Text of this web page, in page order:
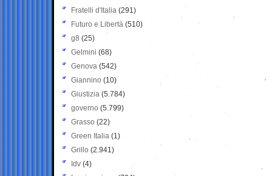
Fratelli d'Italia (291)
Futuro e Libertà (510)
g8 (25)
Gelmini (68)
Genova (542)
Giannino (10)
Giustizia (5.784)
governo (5.799)
Grasso (22)
Green Italia (1)
Grillo (2.941)
Idv (4)